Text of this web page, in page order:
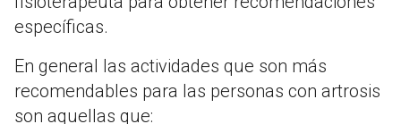
específicas.
En general las actividades que son más
recomendables para las personas con artrosis
son aquellas que: